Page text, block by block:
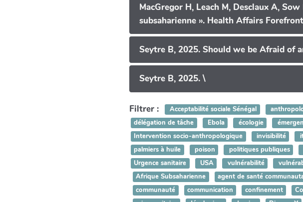
MacGregor H, Leach M, Desclaux A,
subsaharienne ». Health Affairs
Seytre B, 2025. Should we be Afraid of
Seytre B, 2025. \
Filtrer : Acceptabilité sociale Sénégal
délégation de tâche
Ebola écologie
Intervention socio-anthropologique
invisibilité
palmiers à huile
poison politiques publiques
Urgence sanitaire
USA vulnérabilité
Afrique Subsaharienne
agent de santé
communauté
communication confinement